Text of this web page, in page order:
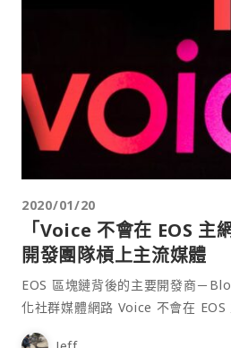
2020/01/20
「Voice 不會在 EOS 主
開發團隊槓上主流媒體
EOS 區塊鏈背後的主要開發商－
化社群媒體網路 Voice 不會在 EOS
實報導，聯繫記者要求修改反被強硬拒絕。 爭議